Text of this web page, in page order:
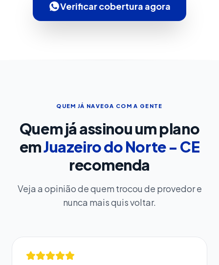
Verificar cobertura agora
QUEM JÁ NAVEGA COM A GENTE
Quem já assinou um plano
emJuazeiro do Norte - CE
recomenda
Veja a opinião de quem trocou de provedor e
nunca mais quis voltar.